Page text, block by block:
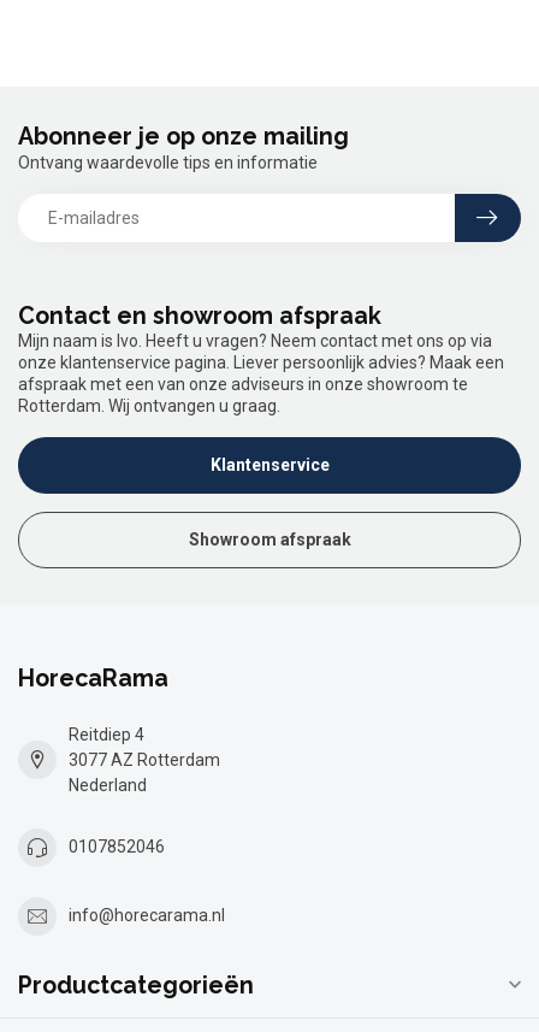
Contact en showroom afspraak
Mijn naam is Ivo. Heeft u vragen? Neem contact met ons op via
onze klantenservice pagina. Liever persoonlijk advies? Maak een
afspraak met een van onze adviseurs in onze showroom te
Rotterdam. Wij ontvangen u graag.
Klantenservice
Showroom afspraak
Abonneer je op onze mailing
Ontvang waardevolle tips en informatie
HorecaRama
Reitdiep 4
3077 AZ Rotterdam
Nederland
0107852046
info@horecarama.nl
Productcategorieën